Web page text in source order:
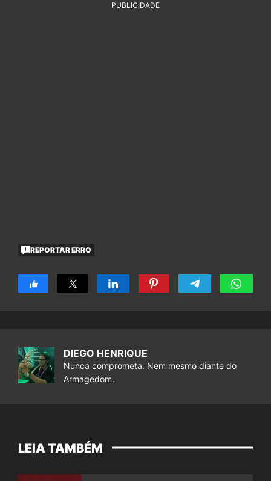
PUBLICIDADE
REPORTAR ERRO
DIEGO HENRIQUE
Nunca comprometa. Nem mesmo diante do
Armagedom.
LEIA TAMBÉM